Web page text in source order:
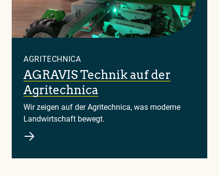
AGRITECHNICA
AGRAVIS Technik auf der
Agritechnica
Wir zeigen auf der Agritechnica, was moderne
Landwirtschaft bewegt.